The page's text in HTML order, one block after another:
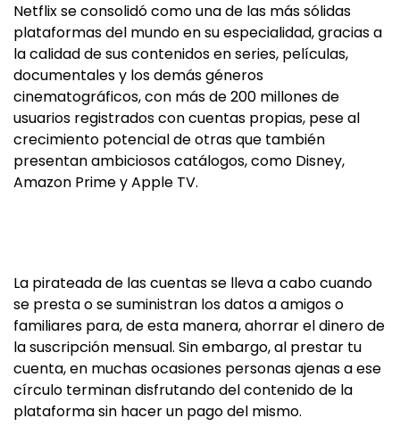
Netflix se consolidó como una de las más sólidas
plataformas del mundo en su especialidad, gracias a
la calidad de sus contenidos en series, películas,
documentales y los demás géneros
cinematográficos, con más de 200 millones de
usuarios registrados con cuentas propias, pese al
crecimiento potencial de otras que también
presentan ambiciosos catálogos, como Disney,
Amazon Prime y Apple TV.
La pirateada de las cuentas se lleva a cabo cuando
se presta o se suministran los datos a amigos o
familiares para, de esta manera, ahorrar el dinero de
la suscripción mensual. Sin embargo, al prestar tu
cuenta, en muchas ocasiones personas ajenas a ese
círculo terminan disfrutando del contenido de la
plataforma sin hacer un pago del mismo.